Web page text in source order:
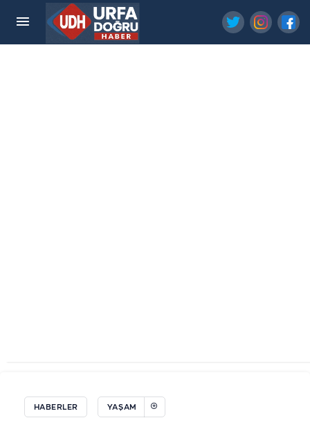
HABERLER YAŞAM
Şanlıurfa'da bir yıldır komada olan polis memuru